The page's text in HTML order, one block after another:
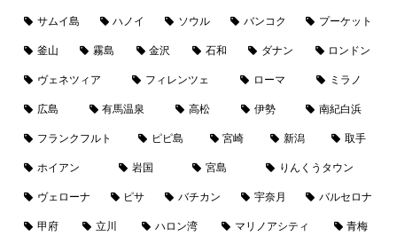
サムイ島 ハノイ ソウル バンコク プーケット
釜山 霧島 金沢 石和 ダナン ロンドン
ヴェネツィア フィレンツェ ローマ ミラノ
広島 有馬温泉 高松 伊勢 南紀白浜
フランクフルト ピピ島 宮崎 新潟 取手
ホイアン 岩国 宮島 りんくうタウン
ヴェローナ ピサ バチカン 宇奈月 バルセロナ
甲府 立川 ハロン湾 マリノアシティ 青梅